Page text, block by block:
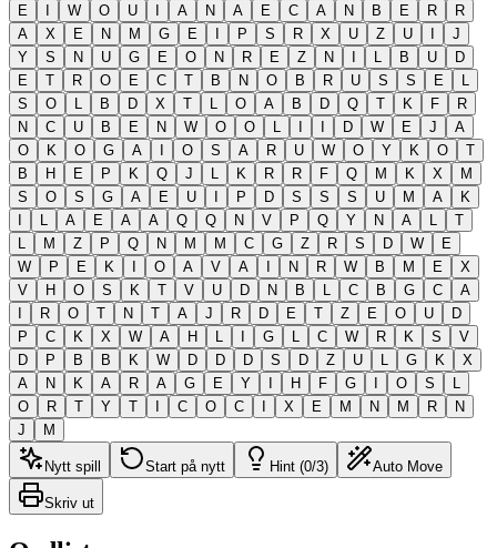
E
I W O U I A N A E C A N B E R
R
A
X E N M G E I P S R X U Z U I
J
Y
S N U G E O N R E Z N I L B U
D
E
T R O E C T B N O B R U S S E
L
S
O L B D X T L O A B D Q T K F
R
N
C U B E N W O O L I I D W E J
A
O
K O G A I O S A R U W O Y K O
T
B
H E P K Q J L K R R F Q M K X
M
S
O S G A E U I P D S S S U M A
K
I
L A E A A Q Q N V P Q Y N A L
T
L
M Z P Q N M M C G Z R S D W
E
W
P E K I O A V A I N R W B M E
X
V
H O S K T V U D N B L C B G C
A
I
R O T N T A J R D E T Z E O U
D
P
C K X W A H L I G L C W R K S
V
D
P B B K W D D D S D Z U L G K
X
A
N K A R A G E Y I H F G I O S
L
O
R T Y T I C O C I X E M N M R
N
J
M
Nytt spill Start på nytt Hint (0/3) Auto Move
Skriv ut